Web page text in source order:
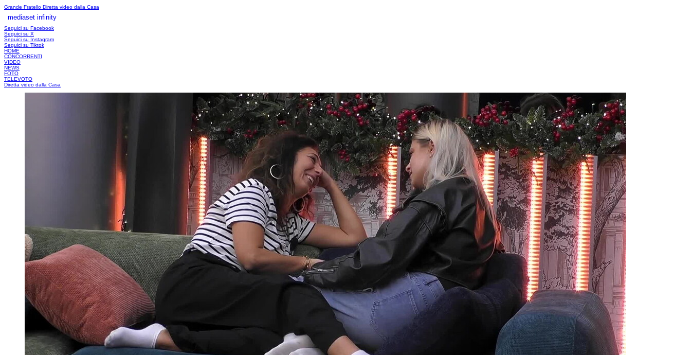
Grande Fratello Diretta video dalla Casa
mediaset infinity
Seguici su Facebook
Seguici su X
Seguici su Instagram
Seguici su Tiktok
HOME
CONCORRENTI
VIDEO
NEWS
FOTO
TELEVOTO
Diretta video dalla Casa